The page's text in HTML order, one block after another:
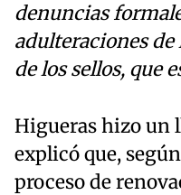
denuncias
adulteraciones de
de los sellos, que
Higueras hizo un
explicó que,
proceso de